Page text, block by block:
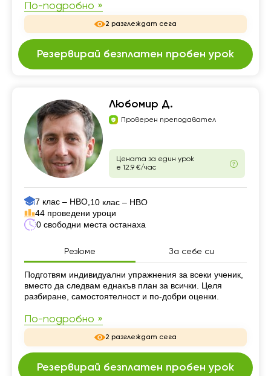
По-подробно »
2 разглеждат сега
Резервирай безплатен пробен урок
Любомир Д.
Проверен преподавател
Цената за един урок
е 12.9 €/час
7 клас – НВО, 10 клас – НВО
44 проведени уроци
0 свободни места останаха
Резюме За себе си
Резюме
Подготвям индивидуални упражнения за всеки ученик,
вместо да следвам еднакъв план за всички. Целя
разбиране, самостоятелност и по-добри оценки.
По-подробно »
2 разглеждат сега
Резервирай безплатен пробен урок